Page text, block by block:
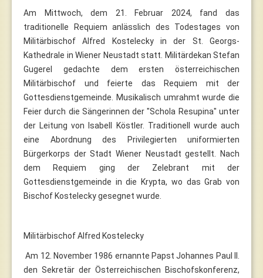
Am Mittwoch, dem 21. Februar 2024, fand das
traditionelle Requiem anlässlich des Todestages von
Militärbischof Alfred Kostelecky in der St. Georgs-
Kathedrale in Wiener Neustadt statt. Militärdekan Stefan
Gugerel gedachte dem ersten österreichischen
Militärbischof und feierte das Requiem mit der
Gottesdienstgemeinde. Musikalisch umrahmt wurde die
Feier durch die Sängerinnen der "Schola Resupina" unter
der Leitung von Isabell Köstler. Traditionell wurde auch
eine Abordnung des Privilegierten uniformierten
Bürgerkorps der Stadt Wiener Neustadt gestellt. Nach
dem Requiem ging der Zelebrant mit der
Gottesdienstgemeinde in die Krypta, wo das Grab von
Bischof Kostelecky gesegnet wurde.
Militärbischof Alfred Kostelecky
Am 12. November 1986 ernannte Papst Johannes Paul II.
den Sekretär der Österreichischen Bischofskonferenz,